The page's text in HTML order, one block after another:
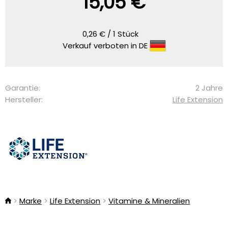
0,26 € / 1 Stück
Verkauf verboten in DE
Garantie:
2 Jahre
Hersteller:
Life Extension
Marke Life Extension Vitamine & Mineralien